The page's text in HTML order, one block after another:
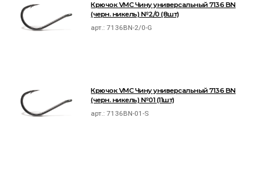
Крючок VMC Чину универсальный 7136 BN
(черн. никель) №2/0 (8шт)
арт.:7136BN-2/0-G
Крючок VMC Чину универсальный 7136 BN
(черн. никель) №01 (11шт)
арт.:7136BN-01-S